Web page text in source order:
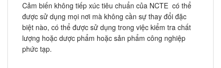
Cảm biến không tiếp xúc tiêu chuẩn của NCTE có thể
được sử dụng mọi nơi mà không cần sự thay đổi đặc
biệt nào, có thể được sử dụng trong việc kiểm tra chất
lượng hoặc dược phẩm hoặc sản phẩm công nghiệp
phức tạp.